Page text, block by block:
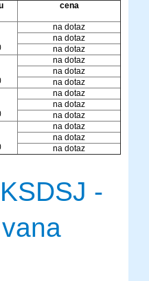
cena
na dotaz
na dotaz
na dotaz
na dotaz
na dotaz
na dotaz
na dotaz
na dotaz
na dotaz
na dotaz
na dotaz
na dotaz
-